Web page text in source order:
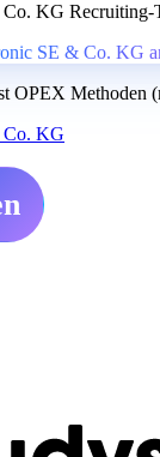
KG Recruiting-
SE & Co. KG
OPEX Methoden
Co. KG